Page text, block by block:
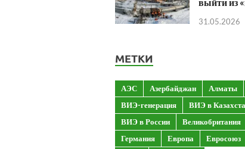
31.05.2026
МЕТКИ
АЭС Азербайджан Алматы
ВИЭ-генерация
ВИЭ в
ВИЭ в России
Великобритания
Германия
Европа Евросоюз